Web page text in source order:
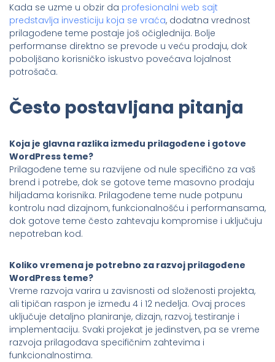
Kada se uzme u obzir da profesionalni web sajt
predstavlja investiciju koja se vraća, dodatna vrednost
prilagođene teme postaje još očiglednija. Bolje
performanse direktno se prevode u veću prodaju, dok
poboljšano korisničko iskustvo povećava lojalnost
potrošača.
Često postavljana pitanja
Koja je glavna razlika između prilagođene i gotove
WordPress teme?
Prilagođene teme su razvijene od nule specifično za vaš
brend i potrebe, dok se gotove teme masovno prodaju
hiljadama korisnika. Prilagođene teme nude potpunu
kontrolu nad dizajnom, funkcionalnošću i performansama,
dok gotove teme često zahtevaju kompromise i uključuju
nepotreban kod.
Koliko vremena je potrebno za razvoj prilagođene
WordPress teme?
Vreme razvoja varira u zavisnosti od složenosti projekta,
ali tipičan raspon je između 4 i 12 nedelja. Ovaj proces
uključuje detaljno planiranje, dizajn, razvoj, testiranje i
implementaciju. Svaki projekat je jedinstven, pa se vreme
razvoja prilagođava specifičnim zahtevima i
funkcionalnostima.